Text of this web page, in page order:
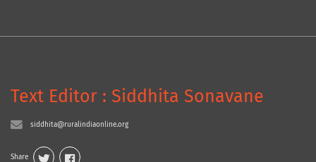
Text Editor : Siddhita Sonavane
siddhita@ruralindiaonline.org
Share